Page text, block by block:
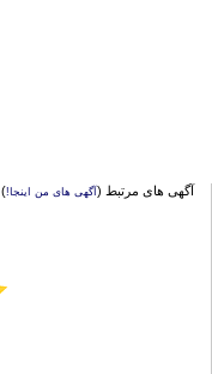
آگهی های مرتبط (آگهی های من اینجا!)